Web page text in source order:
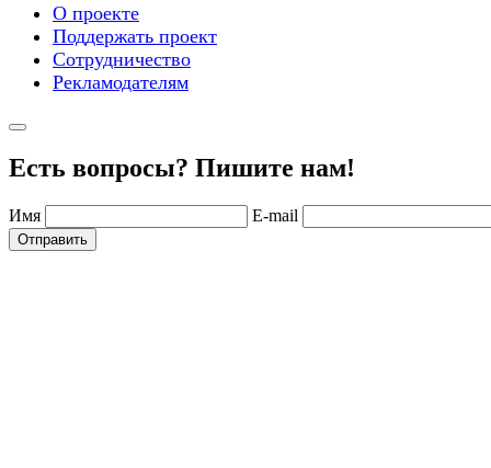
О проекте
Поддержать проект
Сотрудничество
Рекламодателям
Есть вопросы? Пишите нам!
Имя E-mail